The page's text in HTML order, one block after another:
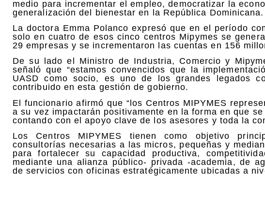
medio para incrementar el empleo, democratizar la
generalización del bienestar en la República Dominicana.
La doctora Emma Polanco expresó que en el período
solo en cuatro de esos cinco centros Mipymes se
29 empresas y se incrementaron las cuentas en 156
De su lado el Ministro de Industria, Comercio y
señaló que “estamos convencidos que la
UASD como socio, es uno de los grandes legados
contribuido en esta gestión de gobierno.
El funcionario afirmó que “los Centros MIPYMES
a su vez impactarán positivamente en la forma en que
contando con el apoyo clave de los asesores y toda la
Los Centros MIPYMES tienen como objetivo
consultorías necesarias a las micros, pequeñas y
para fortalecer su capacidad productiva,
mediante una alianza público- privada -academia, de
de servicios con oficinas estratégicamente ubicadas a